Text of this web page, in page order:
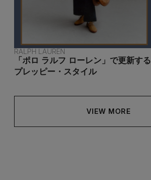
ルームウェア・パジャマ
ボディバッグ・ウェストポーチ
クラッチバッグ
ベルト
コサージュ・ブローチ
バッグ・小物
水着・スイムウェア
特集一覧
RALPH LAUREN
「ポロ ラルフ ローレン」で更新する
プレッピー・スタイル
VIEW MORE